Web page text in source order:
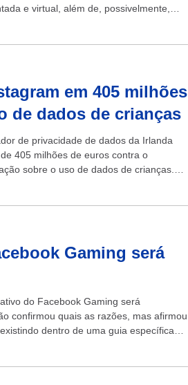
e virtual, além de, possivelmente,
em 405 milhões
de dados de crianças
de privacidade de dados da Irlanda
405 milhões de euros contra o
sobre o uso de dados de crianças.
Gaming será
do Facebook Gaming será
confirmou quais as razões, mas afirmou
dentro de uma guia específica